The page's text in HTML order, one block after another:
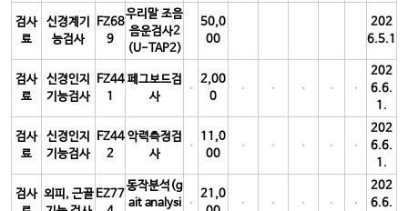
검사
료
신경계기
능검사
FZ68
9
우리말 조음
음운검사2
(U-TAP2)
50,0
00
202
6.5.1
검사
료
신경인지
기능검사
FZ44
1
페그보드검
사
2,00
0
202
6.6.
1.
검사
료
신경인지
기능검사
FZ44
2
악력측정검
사
11,0
00
202
6.6.
1.
검사 외피, 근골 EZ77
동작분석(g
ait analysi
21,0
202
6.6.